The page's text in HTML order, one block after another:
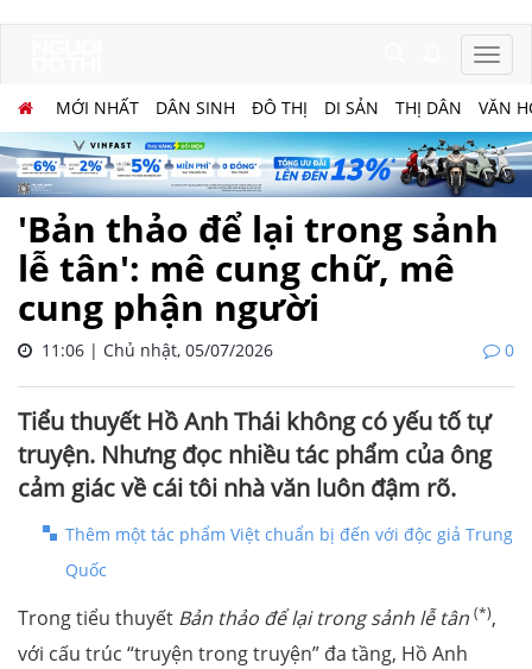
MỚI NHẤT DÂN SINH ĐÔ THỊ DI SẢN THỊ DÂN VĂN
'Bản thảo để lại trong sảnh
lễ tân': mê cung chữ, mê
cung phận người
11:06 | Chủ nhật, 05/07/2026 0
Tiểu thuyết Hồ Anh Thái không có yếu tố tự
truyện. Nhưng đọc nhiều tác phẩm của ông
cảm giác về cái tôi nhà văn luôn đậm rõ.
Thêm một tác phẩm Việt chuẩn bị đến với độc giả Trung
Quốc
Trong tiểu thuyết Bản thảo để lại trong sảnh lễ tân (*),
với cấu trúc “truyện trong truyện” đa tầng, Hồ Anh